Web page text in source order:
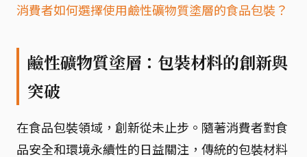
消費者如何選擇使用鹼性礦物質塗層的食品包裝？
鹼性礦物質塗層：包裝材料的創新與
突破
在食品包裝領域，創新從未止步。隨著消費者對食
品安全和環境永續性的日益關注，傳統的包裝材料